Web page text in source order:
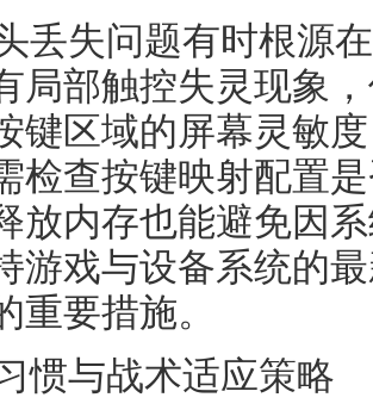
丢失问题有时根源
局部触控失灵现象
键区域的屏幕灵敏
检查按键映射配置
放内存也能避免因
游戏与设备系统的
重要措施。
惯与战术适应策略